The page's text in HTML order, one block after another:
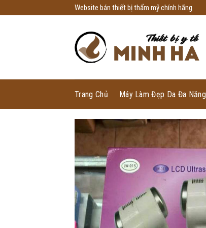
to
Website bán thiết bị thẩm mỹ chính hãng
Trang Chủ Máy Làm Đẹp Da Đa Năng